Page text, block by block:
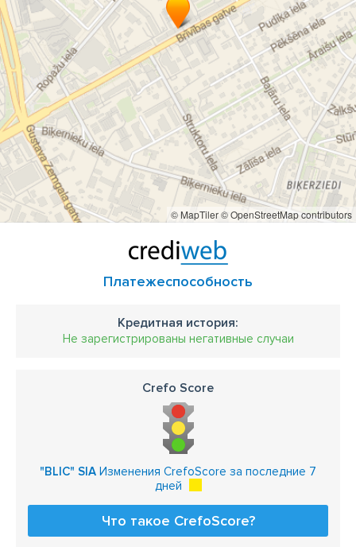
Складская техника Рига
Запчасти для погрузочной техники Рига
Запчасти для разгрузочной техники в Риге
Запчасти для погрузчиков Рига
BLIC ООО
BLIC ООО Рига
минипогрузчики
фронтальные погрузчики
© MapTiler© OpenStreetMap contributors
Платежеспособность
Кредитная история:
Не зарегистрированы негативные случаи
Crefo Score
"BLIC" SIA Изменения CrefoScore за последние 7
дней
Что такое CrefoScore?